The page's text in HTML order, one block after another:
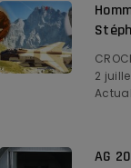
2
AG